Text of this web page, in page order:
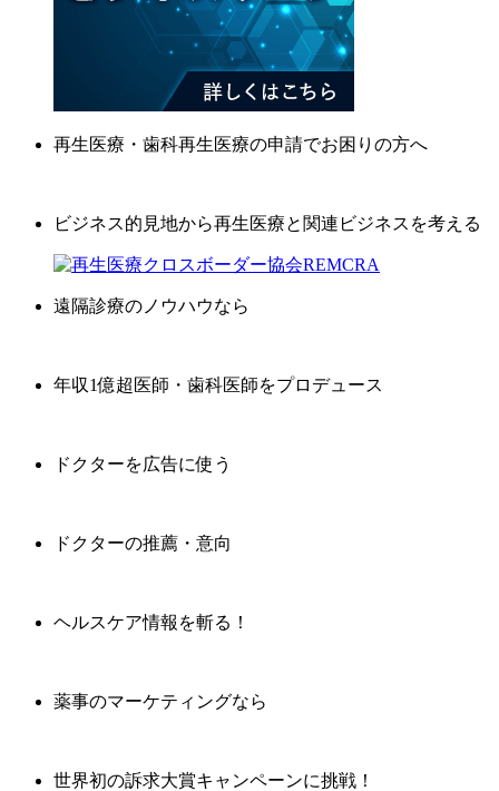
再生医療・歯科再生医療の申請でお困りの方へ
ビジネス的見地から再生医療と関連ビジネスを考える
遠隔診療のノウハウなら
年収1億超医師・歯科医師をプロデュース
ドクターを広告に使う
ドクターの推薦・意向
ヘルスケア情報を斬る！
薬事のマーケティングなら
世界初の訴求大賞キャンペーンに挑戦！